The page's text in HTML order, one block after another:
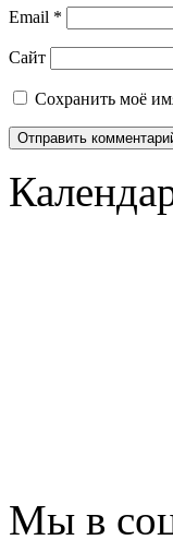
Email *
Сайт
Сохранить моё
Мы в